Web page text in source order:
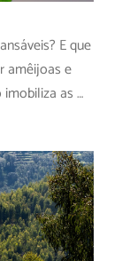
E que
amêijoas e
as …